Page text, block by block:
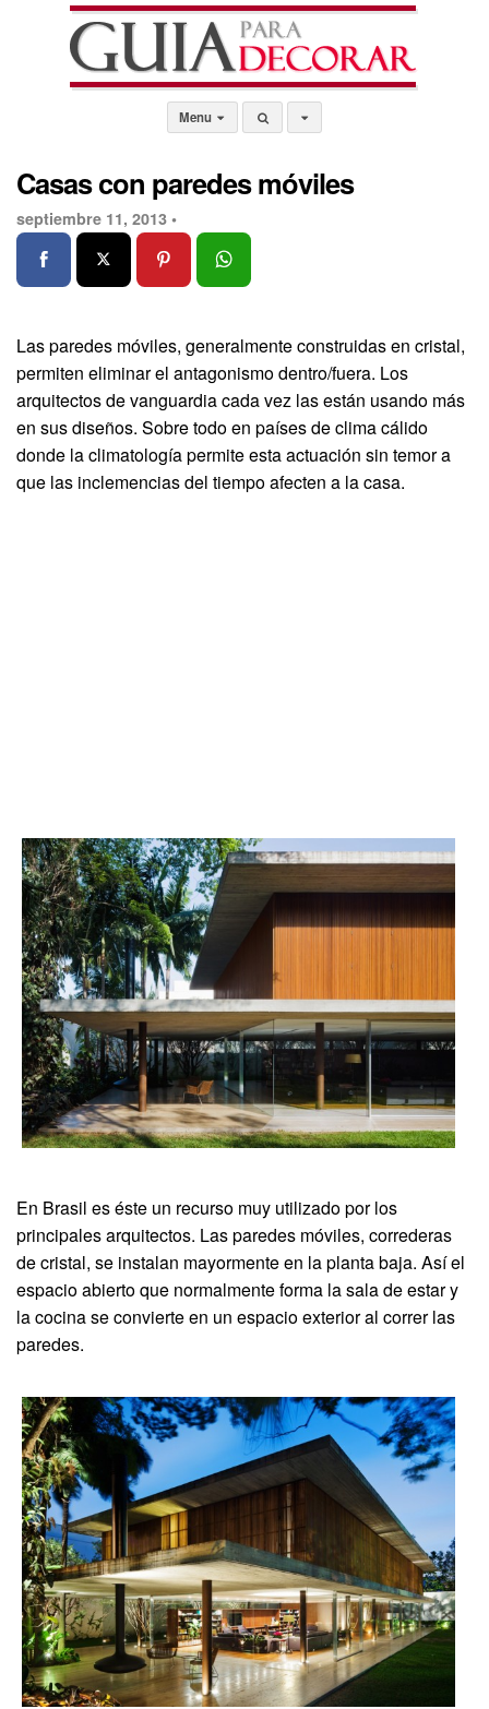
Menu
Casas con paredes móviles
septiembre 11, 2013 •
Las paredes móviles, generalmente construidas en cristal,
permiten eliminar el antagonismo dentro/fuera. Los
arquitectos de vanguardia cada vez las están usando más
en sus diseños. Sobre todo en países de clima cálido
donde la climatología permite esta actuación sin temor a
que las inclemencias del tiempo afecten a la casa.
En Brasil es éste un recurso muy utilizado por los
principales arquitectos. Las paredes móviles, correderas
de cristal, se instalan mayormente en la planta baja. Así el
espacio abierto que normalmente forma la sala de estar y
la cocina se convierte en un espacio exterior al correr las
paredes.